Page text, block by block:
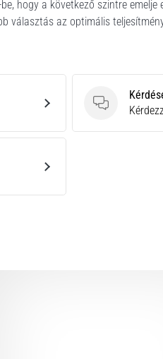
hogy a következő szintre
választás az optimális
Kérdések